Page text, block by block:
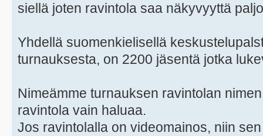
siellä joten ravintola saa näkyvyyttä
Yhdellä suomenkielisellä
turnauksesta, on 2200 jäsentä jotka
Nimeämme turnauksen ravintolan
ravintola vain haluaa.
Jos ravintolalla on videomainos, niin